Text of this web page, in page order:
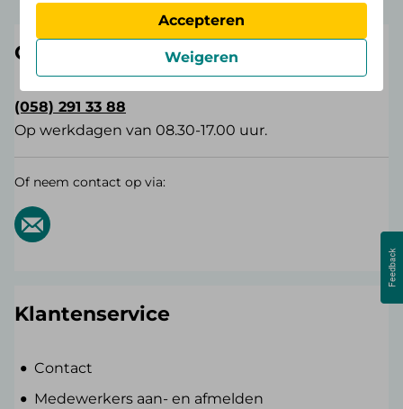
Ondernemersvraag?
(058) 291 33 88
Op werkdagen van 08.30-17.00 uur.
Of neem contact op via:
Klantenservice
Contact
Medewerkers aan- en afmelden
Accepteren
Weigeren